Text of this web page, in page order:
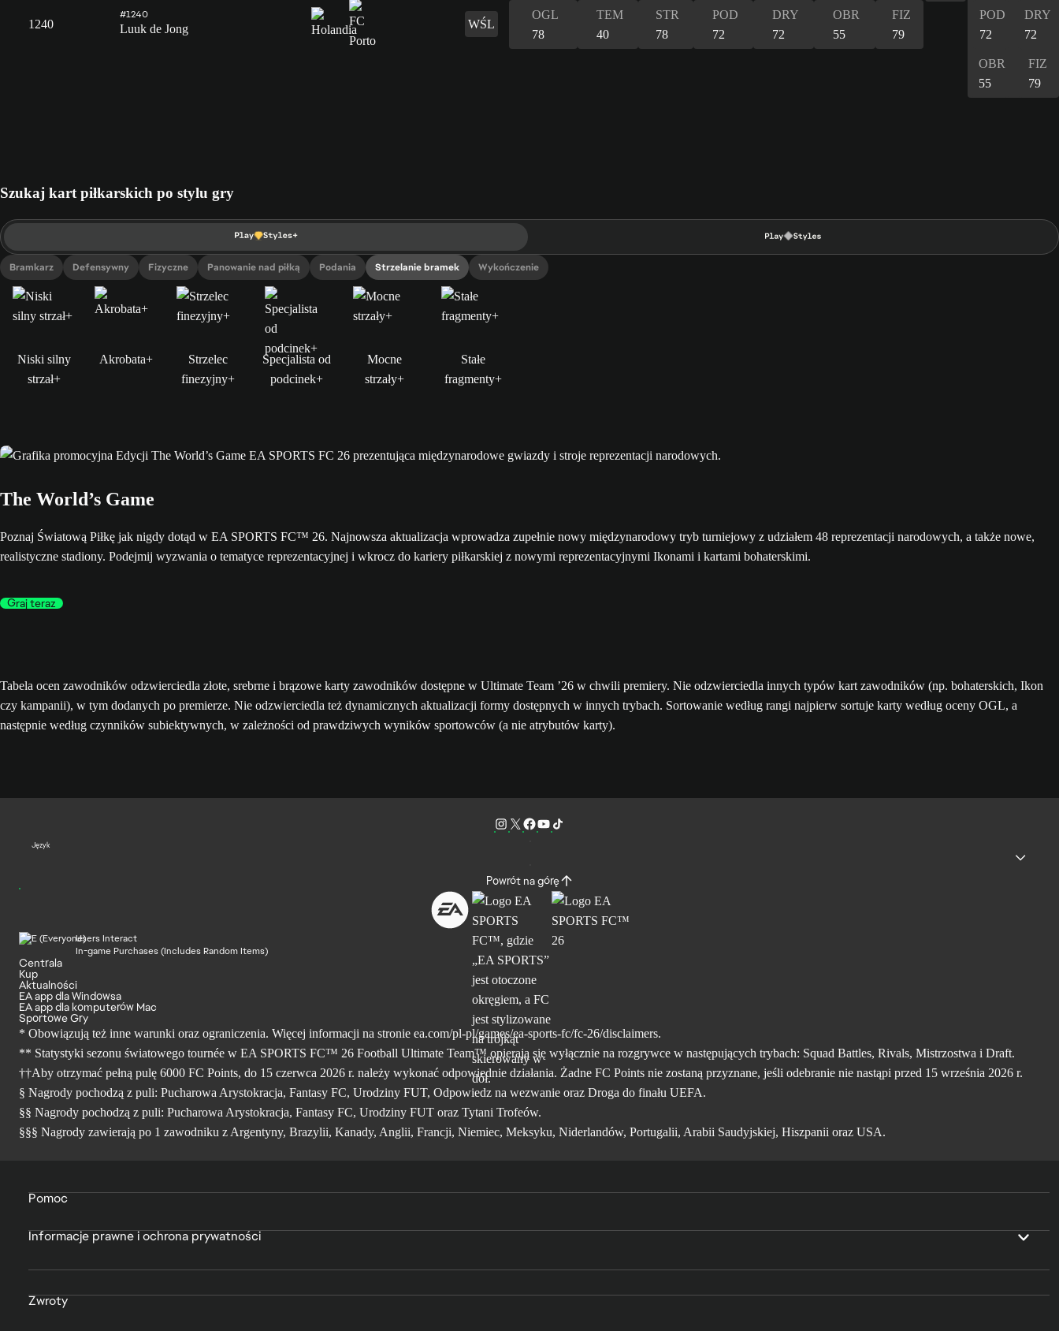
1240
#1240
Luuk de Jong WŚL
OGL
78
TEM
40
STR
78
POD
72
DRY
72
OBR
55
FIZ
79
POD
72
DRY
72
OBR
55
FIZ
79
Szukaj kart piłkarskich po stylu gry
Bramkarz Defensywny Fizyczne Panowanie nad piłką Podania Strzelanie bramek Wykończenie
Niski silny
strzał+
Akrobata+
Strzelec
finezyjny+
Specjalista od
podcinek+
Mocne
strzały+
Stałe
fragmenty+
The World’s Game
Poznaj Światową Piłkę jak nigdy dotąd w EA SPORTS FC™ 26. Najnowsza aktualizacja wprowadza zupełnie nowy międzynarodowy tryb turniejowy z udziałem 48 reprezentacji narodowych, a także nowe,
realistyczne stadiony. Podejmij wyzwania o tematyce reprezentacyjnej i wkrocz do kariery piłkarskiej z nowymi reprezentacyjnymi Ikonami i kartami bohaterskimi.
Graj teraz
Tabela ocen zawodników odzwierciedla złote, srebrne i brązowe karty zawodników dostępne w Ultimate Team ’26 w chwili premiery. Nie odzwierciedla innych typów kart zawodników (np. bohaterskich, Ikon
czy kampanii), w tym dodanych po premierze. Nie odzwierciedla też dynamicznych aktualizacji formy dostępnych w innych trybach. Sortowanie według rangi najpierw sortuje karty według oceny OGL, a
następnie według czynników subiektywnych, w zależności od prawdziwych wyników sportowców (a nie atrybutów karty).
Język
Powrót na górę
Users Interact
In-game Purchases (Includes Random Items)
Centrala
Kup
Aktualności
EA app dla Windowsa
EA app dla komputerów Mac
Sportowe Gry
* Obowiązują też inne warunki oraz ograniczenia. Więcej informacji na stronie ea.com/pl-pl/games/ea-sports-fc/fc-26/disclaimers.
** Statystyki sezonu światowego tournée w EA SPORTS FC™ 26 Football Ultimate Team™ opierają się wyłącznie na rozgrywce w następujących trybach: Squad Battles, Rivals, Mistrzostwa i Draft.
††Aby otrzymać pełną pulę 6000 FC Points, do 15 czerwca 2026 r. należy wykonać odpowiednie działania. Żadne FC Points nie zostaną przyznane, jeśli odebranie nie nastąpi przed 15 września 2026 r.
§ Nagrody pochodzą z puli: Pucharowa Arystokracja, Fantasy FC, Urodziny FUT, Odpowiedz na wezwanie oraz Droga do finału UEFA.
§§ Nagrody pochodzą z puli: Pucharowa Arystokracja, Fantasy FC, Urodziny FUT oraz Tytani Trofeów.
§§§ Nagrody zawierają po 1 zawodniku z Argentyny, Brazylii, Kanady, Anglii, Francji, Niemiec, Meksyku, Niderlandów, Portugalii, Arabii Saudyjskiej, Hiszpanii oraz USA.
Pomoc
Informacje prawne i ochrona prywatności
Zwroty